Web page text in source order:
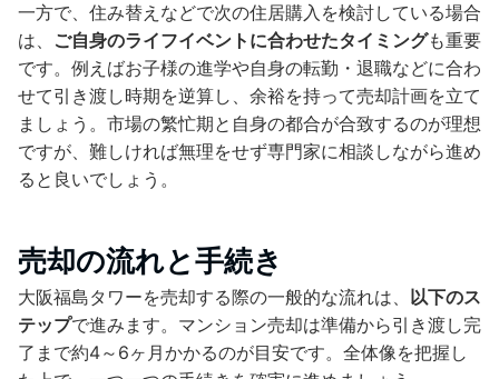
一方で、住み替えなどで次の住居購入を検討している場合
は、 ご自身のライフイベントに合わせたタイミングも重要
です。例えばお子様の進学や自身の転勤・退職などに合わ
せて引き渡し時期を逆算し、余裕を持って売却計画を立て
ましょう。市場の繁忙期と自身の都合が合致するのが理想
ですが、難しければ無理をせず専門家に相談しながら進め
ると良いでしょう。
売却の流れと手続き
大阪福島タワーを売却する際の一般的な流れは、 以下のス
テップで進みます。マンション売却は準備から引き渡し完
了まで約4～6ヶ月かかるのが目安です。全体像を把握し